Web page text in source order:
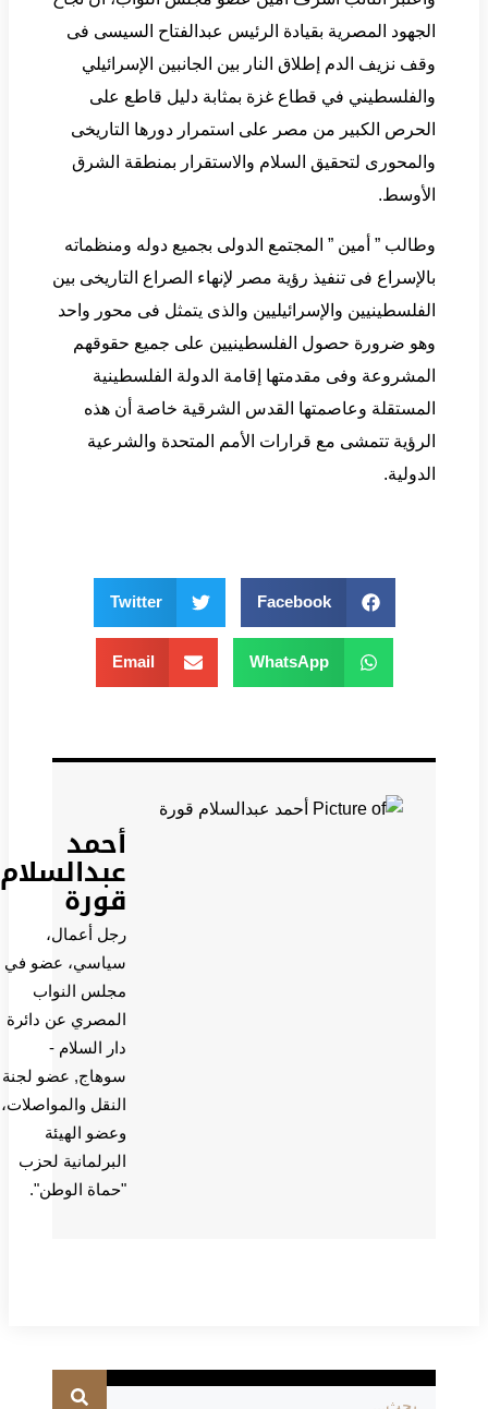
الجهود المصرية بقيادة الرئيس عبدالفتاح السيسى فى
وقف نزيف الدم إطلاق النار بين الجانبين الإسرائيلي
والفلسطيني في قطاع غزة بمثابة دليل قاطع على
الحرص الكبير من مصر على استمرار دورها التاريخى
والمحورى لتحقيق السلام والاستقرار بمنطقة الشرق
الأوسط.
وطالب ” أمين ” المجتمع الدولى بجميع دوله ومنظماته
بالإسراع فى تنفيذ رؤية مصر لإنهاء الصراع التاريخى بين
الفلسطينيين والإسرائيليين والذى يتمثل فى محور واحد
وهو ضرورة حصول الفلسطينيين على جميع حقوقهم
المشروعة وفى مقدمتها إقامة الدولة الفلسطينية
المستقلة وعاصمتها القدس الشرقية خاصة أن هذه
الرؤية تتمشى مع قرارات الأمم المتحدة والشرعية
الدولية.
Facebook
Twitter
WhatsApp
Email
أحمد
عبدالسلام
قورة
رجل أعمال،
سياسي، عضو في
مجلس النواب
المصري عن دائرة
دار السلام -
سوهاج, عضو لجنة
النقل والمواصلات،
وعضو الهيئة
البرلمانية لحزب
"حماة الوطن".